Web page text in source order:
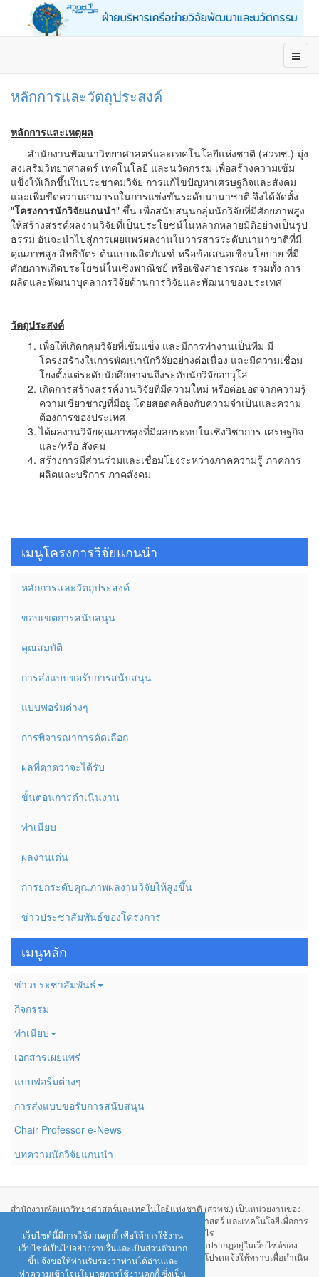
เว็บไซต์นี้มีการใช้งานคุกกี้ เพื่อให้การใช้งาน
เว็บไซต์เป็นไปอย่างราบรื่นและเป็นส่วนตัวมาก
ขึ้น จึงขอให้ท่านรับรองว่าท่านได้อ่านและ
ทำความเข้าใจนโยบายการใช้งานคุกกี้ ซึ่งเป็น
หลักการและวัตถุประสงค์
หลักการและเหตุผล
สำนักงานพัฒนาวิทยาศาสตร์และเทคโนโลยีแห่งชาติ (สวทช.) มุ่ง
ส่งเสริมวิทยาศาสตร์ เทคโนโลยี และนวัตกรรม เพื่อสร้างความเข้ม
แข็งให้เกิดขึ้นในประชาคมวิจัย การแก้ไขปัญหาเศรษฐกิจและสังคม
และเพิ่มขีดความสามารถในการแข่งขันระดับนานาชาติ จึงได้จัดตั้ง
"โครงการนักวิจัยแกนนำ" ขึ้น เพื่อสนับสนุนกลุ่มนักวิจัยที่มีศักยภาพสูง
ให้สร้างสรรค์ผลงานวิจัยที่เป็นประโยชน์ในหลากหลายมิติอย่างเป็นรูป
ธรรม อันจะนำไปสู่การเผยแพร่ผลงานในวารสารระดับนานาชาติที่มี
คุณภาพสูง สิทธิบัตร ต้นแบบผลิตภัณฑ์ หรือข้อเสนอเชิงนโยบาย ที่มี
ศักยภาพเกิดประโยชน์ในเชิงพาณิชย์ หรือเชิงสาธารณะ รวมทั้ง การ
ผลิตและพัฒนาบุคลากรวิจัยด้านการวิจัยและพัฒนาของประเทศ
วัตถุประสงค์
เพื่อให้เกิดกลุ่มวิจัยที่เข้มแข็ง และมีการทำงานเป็นทีม มี
โครงสร้างในการพัฒนานักวิจัยอย่างต่อเนื่อง และมีความเชื่อม
โยงตั้งแต่ระดับนักศึกษาจนถึงระดับนักวิจัยอาวุโส
เกิดการสร้างสรรค์งานวิจัยที่มีความใหม่ หรือต่อยอดจากความรู้
ความเชี่ยวชาญที่มีอยู่ โดยสอดคล้องกับความจำเป็นและความ
ต้องการของประเทศ
ได้ผลงานวิจัยคุณภาพสูงที่มีผลกระทบในเชิงวิชาการ เศรษฐกิจ
และ/หรือ สังคม
สร้างการมีส่วนร่วมและเชื่อมโยงระหว่างภาคความรู้ ภาคการ
ผลิตและบริการ ภาคสังคม
เมนูโครงการวิจัยแกนนำ
หลักการเเละวัตถุประสงค์
ขอบเขตการสนับสนุน
คุณสมบัติ
การส่งแบบขอรับการสนับสนุน
แบบฟอร์มต่างๆ
การพิจารณาการคัดเลือก
ผลที่คาดว่าจะได้รับ
ขั้นตอนการดำเนินงาน
ทำเนียบ
ผลงานเด่น
การยกระดับคุณภาพผลงานวิจัยให้สูงขึ้น
ข่าวประชาสัมพันธ์ของโครงการ
เมนูหลัก
ข่าวประชาสัมพันธ์
กิจกรรม
ทำเนียบ
เอกสารเผยแพร่
แบบฟอร์มต่างๆ
การส่งแบบขอรับการสนับสนุน
Chair Professor e-News
บทความนักวิจัยแกนนำ
สำนักงานพัฒนาวิทยาศาสตร์และเทคโนโลยีแห่งชาติ (สวทช.) เป็นหน่วยงานของ
รัฐที่จัดตั้งขึ้นเพื่อศึกษาวิจัยและพัฒนาทางด้านวิทยาศาสตร์ และเทคโนโลยีเพื่อการ
พัฒนาประเทศไทย ไม่ได้มีวัตถุประสงค์เพื่อแสวงหากำไร
หากท่านพบว่ามีข้อมูลใดๆ ที่ละเมิดทรัพย์สินทางปัญญาปรากฏอยู่ในเว็บไซต์ของ
สำนักงานพัฒนาวิทยาศาสตร์และเทคโนโลยีแห่งชาติ โปรดแจ้งให้ทราบเพื่อดำเนิน
การแก้ปัญหาดังกล่าวโดยเร็วที่สุดต่อไป